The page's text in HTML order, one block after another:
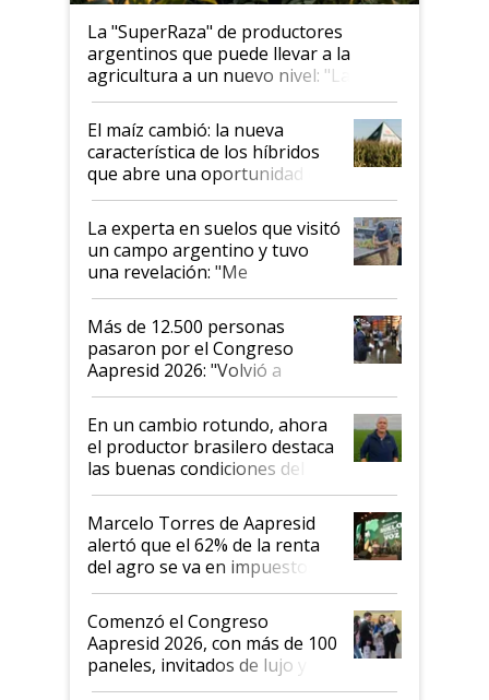
La "SuperRaza" de productores
argentinos que puede llevar a la
agricultura a un nuevo nivel: "Las
posibilidades de crecimiento son
infinitas"
El maíz cambió: la nueva
característica de los híbridos
que abre una oportunidad en
el lote
La experta en suelos que visitó
un campo argentino y tuvo
una revelación: "Me
impresionó mucho"
Más de 12.500 personas
pasaron por el Congreso
Aapresid 2026: "Volvió a
demostrar que hablar del
suelo es hablar de todo el
sistema productivo"
En un cambio rotundo, ahora
el productor brasilero destaca
las buenas condiciones del
agro argentino para invertir:
"Los veo más motivados"
Marcelo Torres de Aapresid
alertó que el 62% de la renta
del agro se va en impuestos:
"No es bueno que en
Argentina se sigan discutiendo
las mismas cosas de hace 50
años"
Comenzó el Congreso
Aapresid 2026, con más de 100
paneles, invitados de lujo y
todas las tendencias